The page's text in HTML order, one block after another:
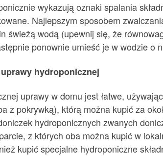
wykazują oznaki spalania
Najlepszym sposobem
świeżą wodą (upewnij się, że
ponownie umieść je w wodzie o
hydroponicznej
uprawy w domu jest łatwe,
z pokrywką), którą można kupić za
hydroponicznych zwanych
z których oba można kupić w
kupić specjalne hydroponiczne